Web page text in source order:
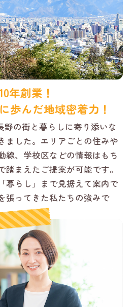
年創業！
歩んだ地域密着力！
野の街と暮らしに寄り添いな
ました。エリアごとの住みや
線、学校区などの情報はもち
踏まえたご提案が可能です。
暮らし」まで見据えて案内で
張ってきた私たちの強みで